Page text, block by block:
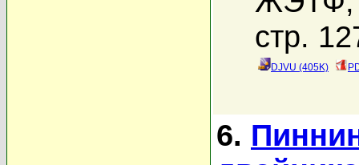
стр.
DJVU (405K)
6.